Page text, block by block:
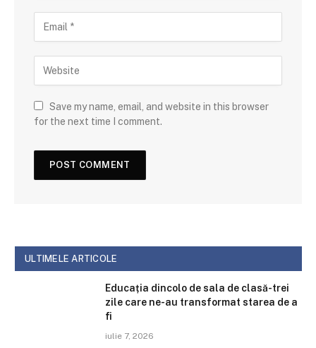
Save my name, email, and website in this browser
for the next time I comment.
ULTIMELE ARTICOLE
Educația dincolo de sala de clasă-trei
zile care ne-au transformat starea de a
fi
iulie 7, 2026